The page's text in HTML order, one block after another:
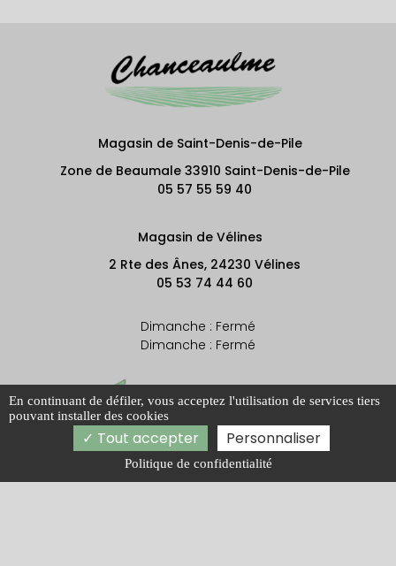
Magasin de Vélines
2 Rte des Ânes, 24230 Vélines
05 53 74 44 60
Magasin de Saint-Denis-de-Pile
Zone de Beaumale 33910 Saint-Denis-de-Pile
05 57 55 59 40
Dimanche : Fermé
Dimanche : Fermé
En continuant de défiler, vous acceptez l'utilisation de services tiers
pouvant installer des cookies
Tout accepter Personnaliser
Politique de confidentialité